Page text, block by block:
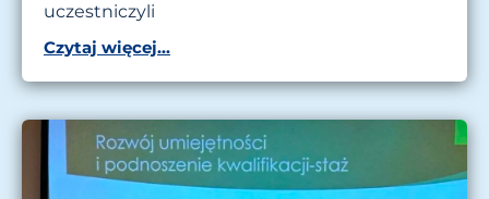
uczestniczyli
Czytaj więcej...